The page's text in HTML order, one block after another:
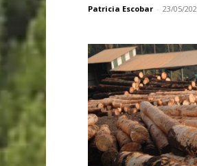
Patricia Escobar - 23/05/